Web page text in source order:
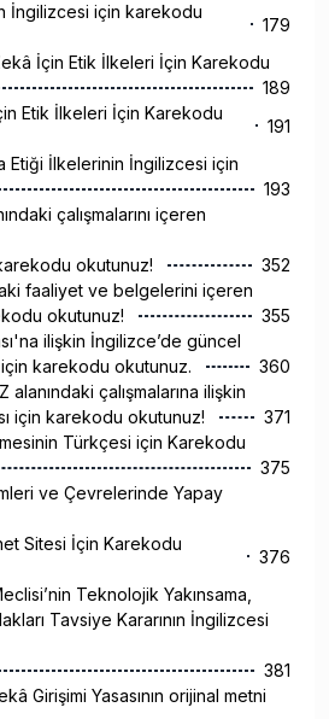
İngilizcesi için karekodu
179
İçin Etik İlkeleri İçin Karekodu
189
Etik İlkeleri İçin Karekodu
191
Etiği İlkelerinin İngilizcesi için
193
çalışmalarını içeren
okutunuz!
352
faaliyet ve belgelerini içeren
okutunuz!
355
ilişkin İngilizce’de güncel
karekodu okutunuz.
360
çalışmalarına ilişkin
için karekodu okutunuz!
371
Türkçesi için Karekodu
375
ve Çevrelerinde Yapay
Sitesi İçin Karekodu
376
Teknolojik Yakınsama,
Tavsiye Kararının İngilizcesi
381
Girişimi Yasasının orijinal metni